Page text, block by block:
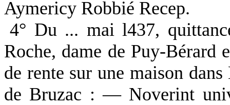
Aymericy Robbié Recep.
4° Du ... mai l437,
Roche, dame de Puy-Bérard
de rente sur une maison
de Bruzac : — Noverint